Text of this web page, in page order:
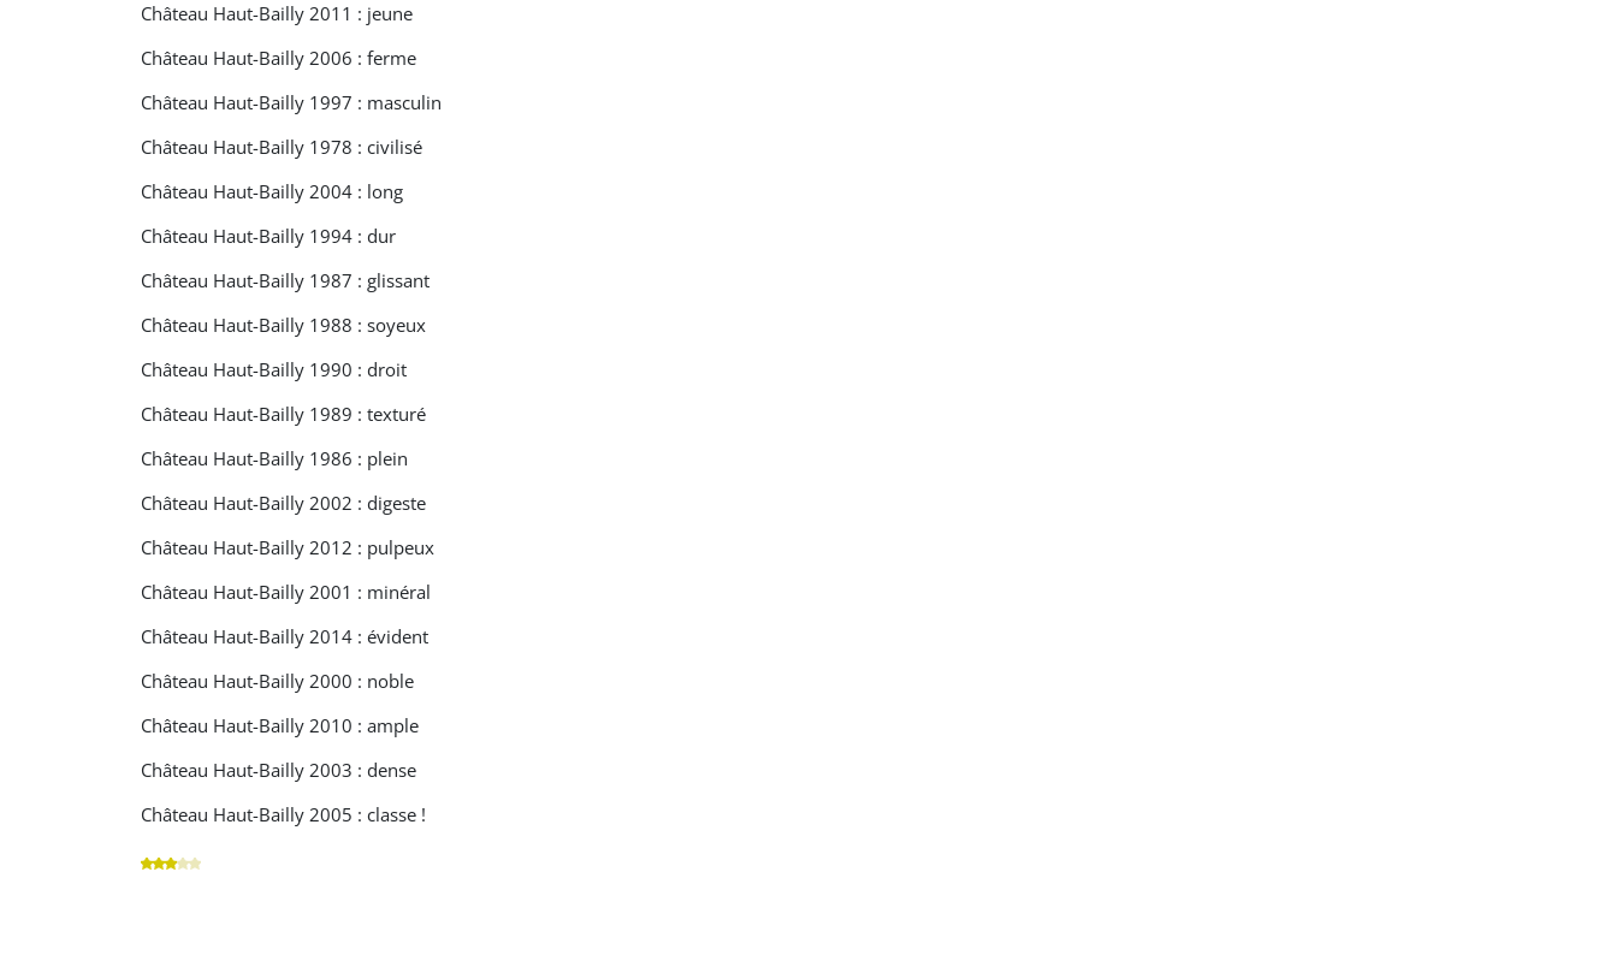
Château Haut-Bailly 2011 : jeune
Château Haut-Bailly 2006 : ferme
Château Haut-Bailly 1997 : masculin
Château Haut-Bailly 1978 : civilisé
Château Haut-Bailly 2004 : long
Château Haut-Bailly 1994 : dur
Château Haut-Bailly 1987 : glissant
Château Haut-Bailly 1988 : soyeux
Château Haut-Bailly 1990 : droit
Château Haut-Bailly 1989 : texturé
Château Haut-Bailly 1986 : plein
Château Haut-Bailly 2002 : digeste
Château Haut-Bailly 2012 : pulpeux
Château Haut-Bailly 2001 : minéral
Château Haut-Bailly 2014 : évident
Château Haut-Bailly 2000 : noble
Château Haut-Bailly 2010 : ample
Château Haut-Bailly 2003 : dense
Château Haut-Bailly 2005 : classe !